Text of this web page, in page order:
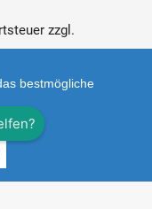
zzgl.
bestmögliche